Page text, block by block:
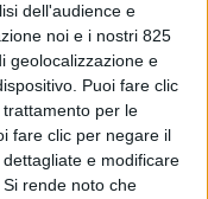
dell'audience e
noi e i nostri 825
geolocalizzazione e
Puoi fare clic
per le
fare clic per negare il
e modificare
Si rende noto che